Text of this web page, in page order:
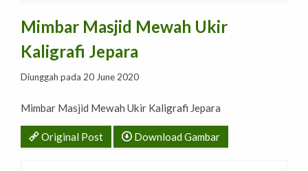
Mimbar Masjid Mewah Ukir
Kaligrafi Jepara
Diunggah pada 20 June 2020
Mimbar Masjid Mewah Ukir Kaligrafi Jepara
Original Post Download Gambar